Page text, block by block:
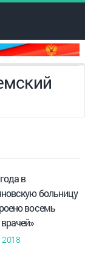
в
больницу
восемь